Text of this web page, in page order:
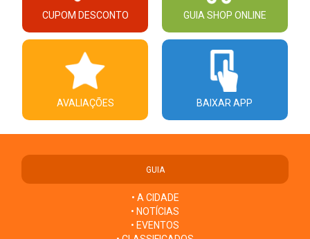
CUPOM DESCONTO GUIA SHOP ONLINE
AVALIAÇÕES BAIXAR APP
GUIA
• A CIDADE
• NOTÍCIAS
• EVENTOS